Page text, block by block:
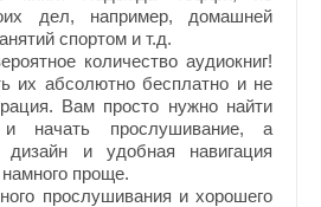
дел, например, домашней
спортом и т.д.
количество аудиокниг!
их абсолютно бесплатно и не
Вам просто нужно найти
начать прослушивание, а
дизайн и удобная навигация
проще.
прослушивания и хорошего